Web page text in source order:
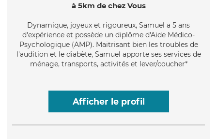
à 5km de chez Vous
Dynamique, joyeux et rigoureux, Samuel a 5 ans
d'expérience et possède un diplôme d'Aide Médico-
Psychologique (AMP). Maitrisant bien les troubles de
l'audition et le diabète, Samuel apporte ses services de
ménage, transports, activités et lever/coucher*
Afficher le profil